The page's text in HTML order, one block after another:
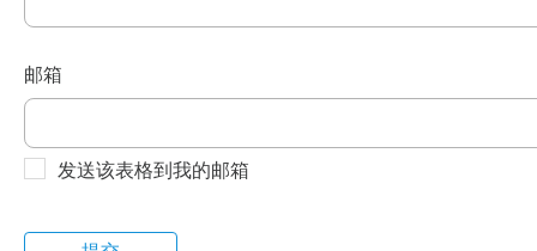
邮箱
发送该表格到我的邮箱